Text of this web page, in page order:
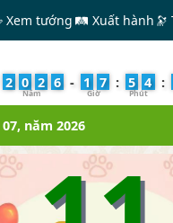
Xem tướng 🛤 Xuất hành 🔭
2 0 2 6 - 1 7 : 5 4 :
năm 2026